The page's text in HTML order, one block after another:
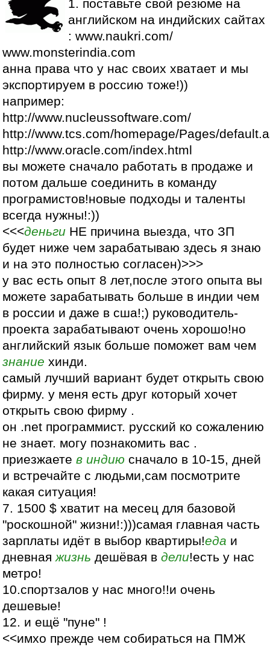
1. поставьте свой резюме на
английском на индийских сайтах
: www.naukri.com/
www.monsterindia.com
анна права что у нас своих хватает и мы
экспортируем в россию тоже!))
например:
http://www.nucleussoftware.com/
http://www.tcs.com/homepage/Pages/
http://www.oracle.com/index.html
вы можете сначало работать в продаже и
потом дальше соединить в команду
програмистов!новые подходы и таленты
всегда нужны!:))
<<<деньги НЕ причина выезда, что ЗП
будет ниже чем зарабатываю здесь я знаю
и на это полностью согласен)>>>
у вас есть опыт 8 лет,после этого опыта вы
можете зарабатывать больше в индии чем
в россии и даже в сша!;) руководитель-
проекта зарабатывают очень хорошо!но
английский язык больше поможет вам чем
знание хинди.
самый лучший вариант будет открыть свою
фирму. у меня есть друг который хочет
открыть свою фирму .
он .net программист. русский ко сожалению
не знает. могу познакомить вас .
приезжаетев индию сначало в 10-15, дней
и встречайте с людьми,сам посмотрите
какая ситуация!
7. 1500 $ хватит на месец для базовой
"роскошной" жизни!:)))самая главная часть
зарплаты идёт в выбор квартиры!еда и
дневнаяжизнь дешёвая вдели!есть у нас
метро!
10.спортзалов у нас много!!и очень
дешевые!
12. и ещё "пуне" !
<<имхо прежде чем собираться на ПМЖ